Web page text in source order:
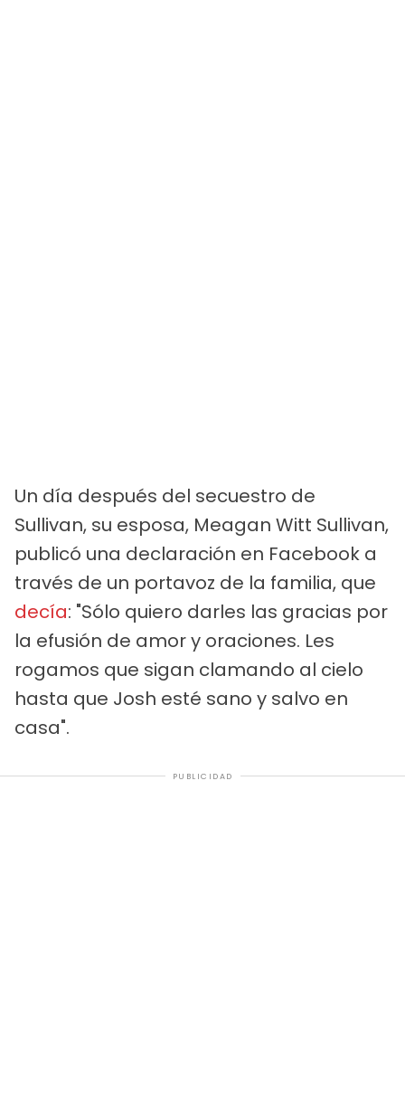
Un día después del secuestro de
Sullivan, su esposa, Meagan Witt Sullivan,
publicó una declaración en Facebook a
través de un portavoz de la familia, que
decía: "Sólo quiero darles las gracias por
la efusión de amor y oraciones. Les
rogamos que sigan clamando al cielo
hasta que Josh esté sano y salvo en
casa".
PUBLICIDAD